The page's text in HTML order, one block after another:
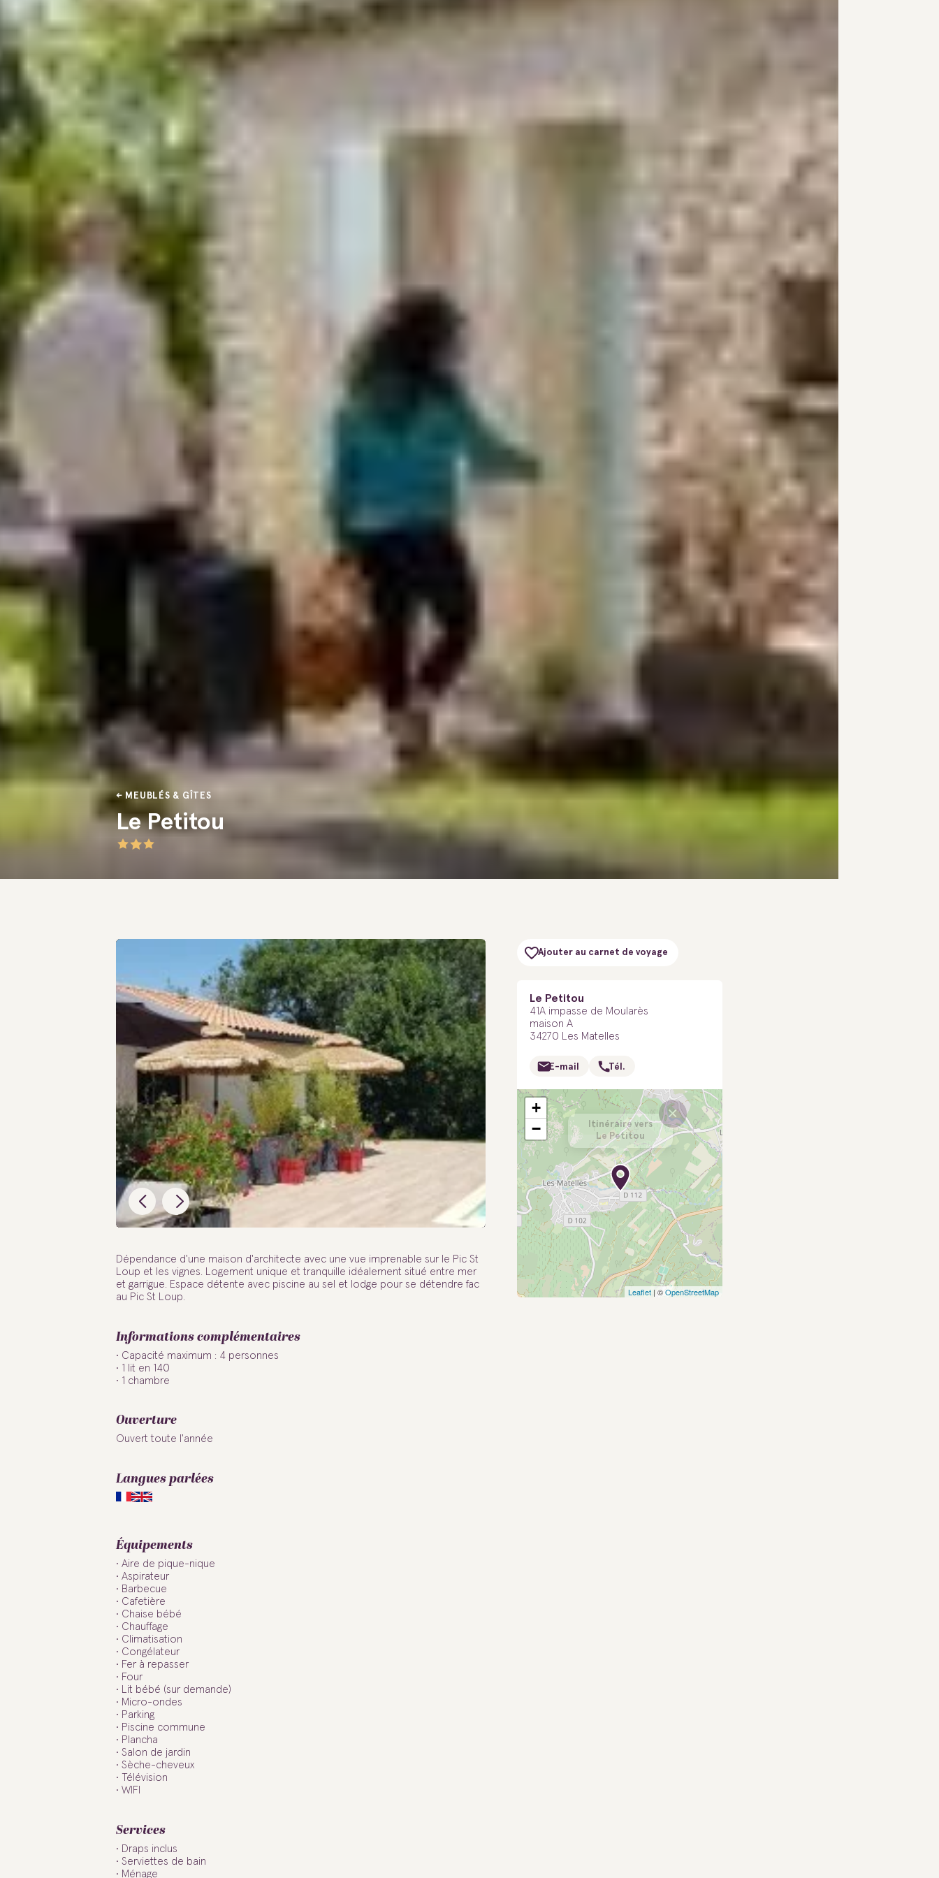
MEUBLÉS & GÎTES
Le Petitou
Dépendance d'une maison d'architecte avec une vue imprenable sur le Pic St
Loup et les vignes. Logement unique et tranquille idéalement situé entre mer
et garrigue. Espace détente avec piscine au sel et lodge pour se détendre fac
au Pic St Loup.
Informations complémentaires
Capacité maximum : 4 personnes
1 lit en 140
1 chambre
Ouverture
Ouvert toute l'année
Langues parlées
Équipements
Aire de pique-nique
Aspirateur
Barbecue
Cafetière
Chaise bébé
Chauffage
Climatisation
Congélateur
Fer à repasser
Four
Lit bébé (sur demande)
Micro-ondes
Parking
Piscine commune
Plancha
Salon de jardin
Sèche-cheveux
Télévision
WIFI
Services
Draps inclus
Serviettes de bain
Ménage
Ajouter au carnet de voyage
Le Petitou
41A impasse de Moularès
maison A
34270 Les Matelles
E-mail Tél.
Itinéraire vers
Le Petitou
×
+
−
Leaflet | ©OpenStreetMap